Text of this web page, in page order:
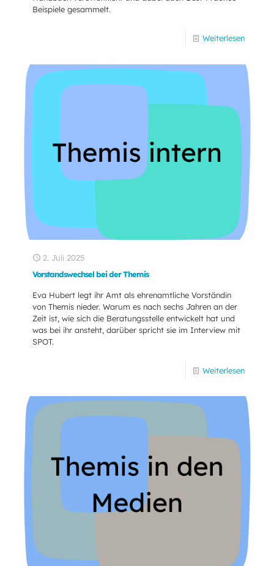
Beispiele gesammelt.
Weiterlesen
2. Juli 2025
Vorstandswechsel bei der Themis
Eva Hubert legt ihr Amt als ehrenamtliche Vorständin
von Themis nieder. Warum es nach sechs Jahren an der
Zeit ist, wie sich die Beratungsstelle entwickelt hat und
was bei ihr ansteht, darüber spricht sie im Interview mit
SPOT.
Weiterlesen